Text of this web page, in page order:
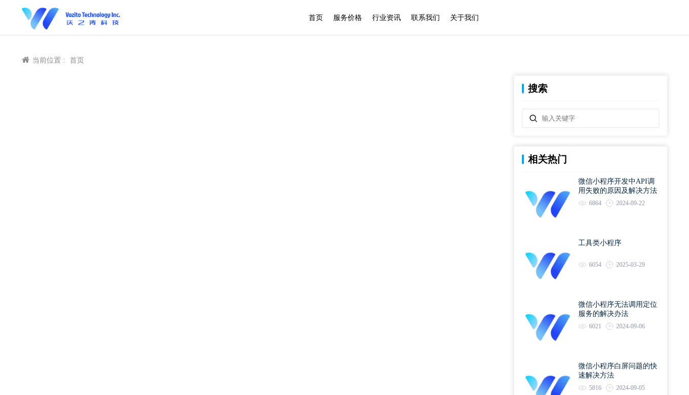
首页 服务价格 行业资讯 联系我们 关于我们
当前位置 : 首页
搜索
相关热门
微信小程序开发中API调
用失败的原因及解决方法
6864 2024-09-22
工具类小程序
6054 2025-03-29
微信小程序无法调用定位
服务的解决办法
6021 2024-09-06
微信小程序白屏问题的快
速解决方法
5816 2024-09-05